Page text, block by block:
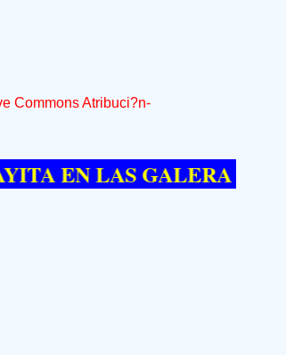
Commons Atribuci?n-
LAS GALERA --SÍ